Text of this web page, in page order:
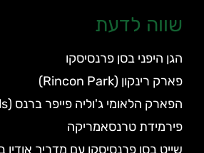
שווה לדעת
הגן היפני בסן פרנסיסקו
פארק רינקון (Rincon Park)
הפארק הלאומי ג'וליה פייפר ברנס (cway falls)
פירמידת טרנסאמריקה
שייט בסן פרנסיסקו עם מדריך אודיו